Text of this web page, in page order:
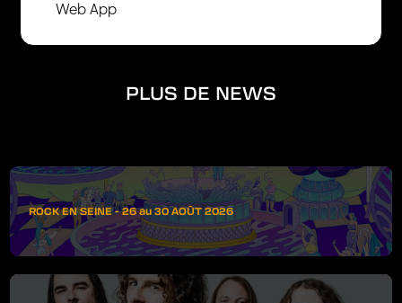
Web App
PLUS DE NEWS
ROCK EN SEINE - 26 au 30 AOÛT 2026